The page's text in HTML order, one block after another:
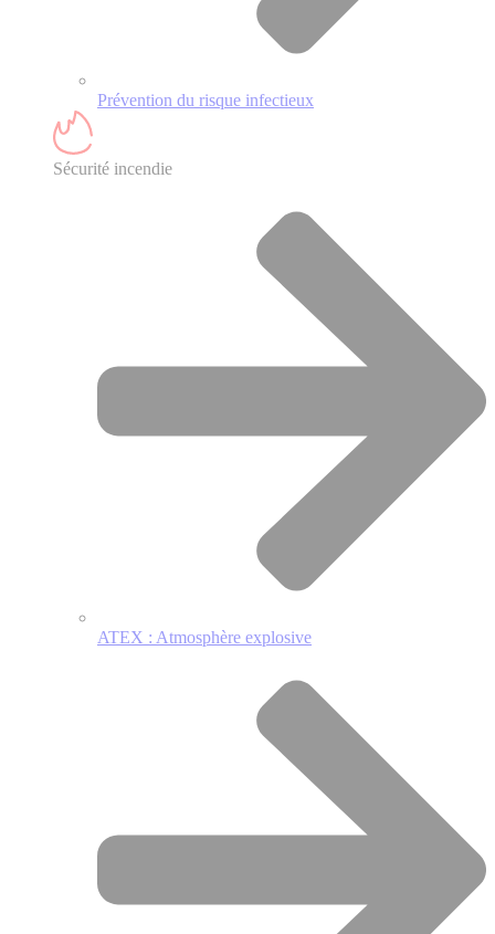
Prévention du risque infectieux
Sécurité incendie
ATEX : Atmosphère explosive